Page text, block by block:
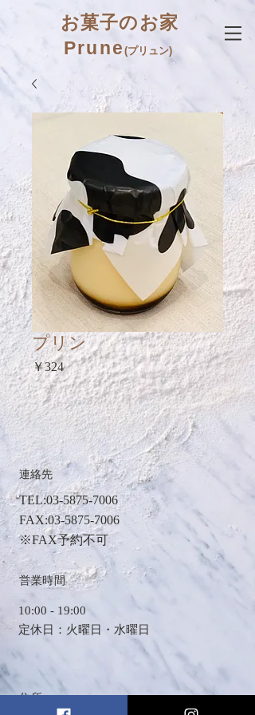
お菓子のお家
Prune(プリュン)
プリン
￥324価
格
連絡先
TEL:03-5875-7006
FAX:03-5875-7006
※FAX予約不可
​営業時間
​10:00 - 19:00
定休日：火曜日・水曜日
住所